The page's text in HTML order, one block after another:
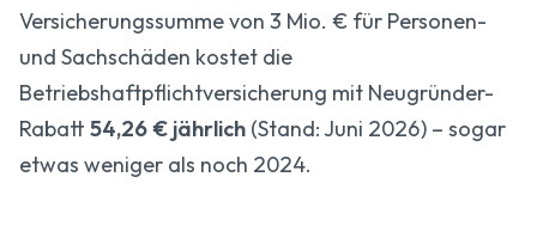
Versicherungssumme von 3 Mio. € für Personen-
und Sachschäden kostet die
Betriebshaftpflichtversicherung mit Neugründer-
Rabatt 54,26 € jährlich (Stand: Juni 2026) – sogar
etwas weniger als noch 2024.